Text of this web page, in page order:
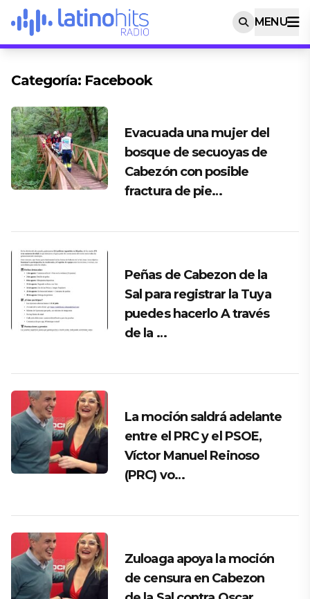
MENU
Categoría: Facebook
Evacuada una mujer del
bosque de secuoyas de
Cabezón con posible
fractura de pie…
Peñas de Cabezon de la
Sal para registrar la Tuya
puedes hacerlo A través
de la …
La moción saldrá adelante
entre el PRC y el PSOE,
Víctor Manuel Reinoso
(PRC) vo…
Zuloaga apoya la moción
de censura en Cabezon